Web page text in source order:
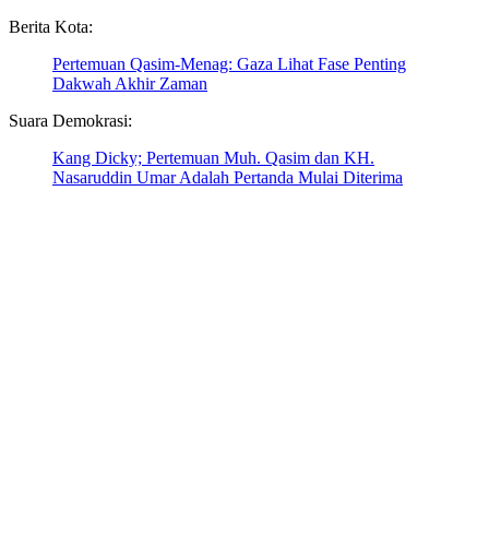
Berita Kota:
Pertemuan Qasim-Menag: Gaza Lihat Fase Penting
Dakwah Akhir Zaman
Suara Demokrasi:
Kang Dicky; Pertemuan Muh. Qasim dan KH.
Nasaruddin Umar Adalah Pertanda Mulai Diterima